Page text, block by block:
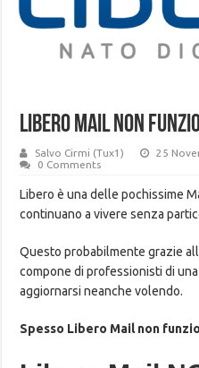
Libero Mail NON
Salvo Cirmi (Tux1) 25
0 Comments
Libero è una delle pochissime
continuano a vivere senza
Questo probabilmente grazie
compone di professionisti di
aggiornarsi neanche volendo.
Spesso Libero Mail non